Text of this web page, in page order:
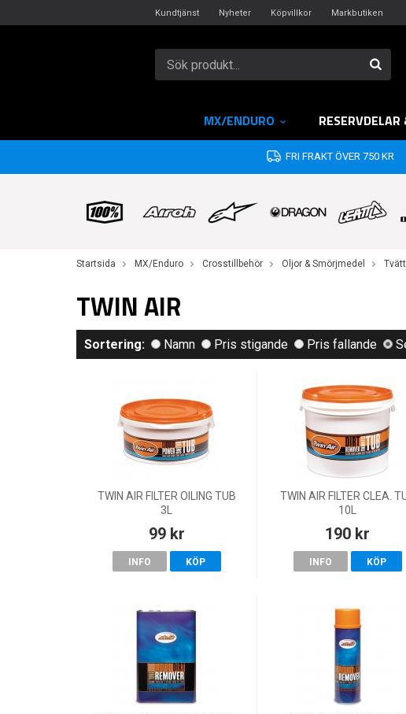
Kundtjänst Nyheter Köpvillkor Markbutiken
MX/ENDURO
FRI FRAKT ÖVER 750 KR
Startsida MX/Enduro Crosstillbehör Oljor & Smörjmedel
TWIN AIR
Sortering: Namn Pris stigande Pris fallande
TWIN AIR FILTER OILING TUB
3L
99 kr
INFO KÖP
TWIN AIR FILTER CLEA.
10L
190 kr
INFO KÖP